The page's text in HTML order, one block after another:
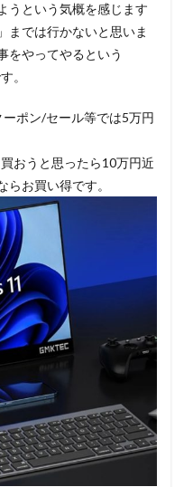
うという気概を感じます
までは行かないと思いま
をやってやるという
。
ポン/セール等では5万円
おうと思ったら10万円近
らお買い得です。